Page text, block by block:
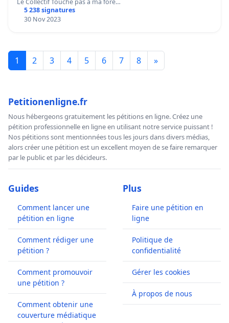
5 238 signatures
30 Nov 2023
1 2 3 4 5 6 7 8 »
Petitionenligne.fr
Nous hébergeons gratuitement les pétitions en ligne. Créez une
pétition professionnelle en ligne en utilisant notre service puissant !
Nos pétitions sont mentionnées tous les jours dans divers médias,
alors créer une pétition est un excellent moyen de se faire remarquer
par le public et par les décideurs.
Guides
Comment lancer une
pétition en ligne
Comment rédiger une
pétition ?
Comment promouvoir
une pétition ?
Comment obtenir une
couverture médiatique
Plus
Faire une pétition en
ligne
Politique de
confidentialité
Gérer les cookies
À propos de nous